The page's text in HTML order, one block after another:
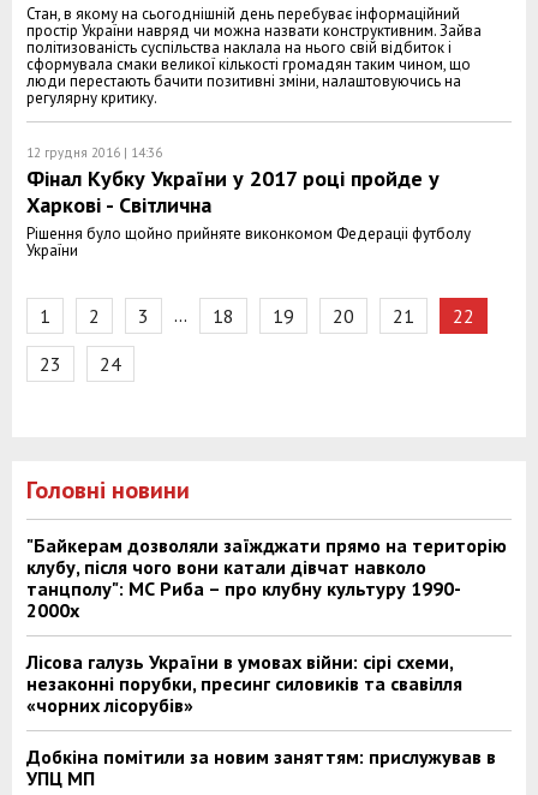
Стан, в якому на сьогоднішній день перебуває інформаційний
простір України навряд чи можна назвати конструктивним. Зайва
політизованість суспільства наклала на нього свій відбиток і
сформувала смаки великої кількості громадян таким чином, що
люди перестають бачити позитивні зміни, налаштовуючись на
регулярну критику.
12 грудня 2016 | 14:36
Фінал Кубку України у 2017 році пройде у
Харкові - Світлична
Рішення було щойно прийняте виконкомом Федераціі футболу
України
1 2 3 … 18 19 20 21
22
23
24
Головні новини
"Байкерам дозволяли заїжджати прямо на територію
клубу, після чого вони катали дівчат навколо
танцполу": МС Риба – про клубну культуру 1990-
2000х
Лісова галузь України в умовах війни: сірі схеми,
незаконні порубки, пресинг силовиків та свавілля
«чорних лісорубів»
Добкіна помітили за новим заняттям: прислужував в
УПЦ МП